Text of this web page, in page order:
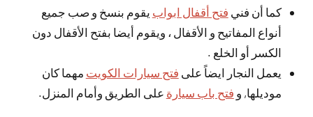
كما أن فني فتح أقفال ابواب يقوم بنسخ و صب جميع
أنواع المفاتيح و الأقفال ، ويقوم أيضا بفتح الأقفال دون
الكسر أو الخلع .
يعمل النجار ايضاً على فتح سيارات الكويت مهما كان
موديلها, و فتح باب سيارة على الطريق وأمام المنزل.